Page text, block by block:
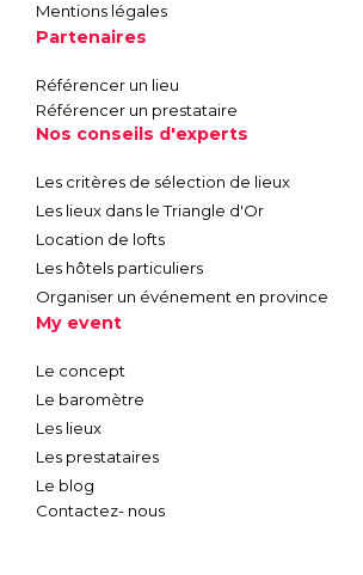
Mentions légales
Partenaires
Référencer un lieu
Référencer un prestataire
Nos conseils d'experts
Les critères de sélection de lieux
Les lieux dans le Triangle d'Or
Location de lofts
Les hôtels particuliers
Organiser un événement en province
My event
Le concept
Le baromètre
Les lieux
Les prestataires
Le blog
Contactez- nous